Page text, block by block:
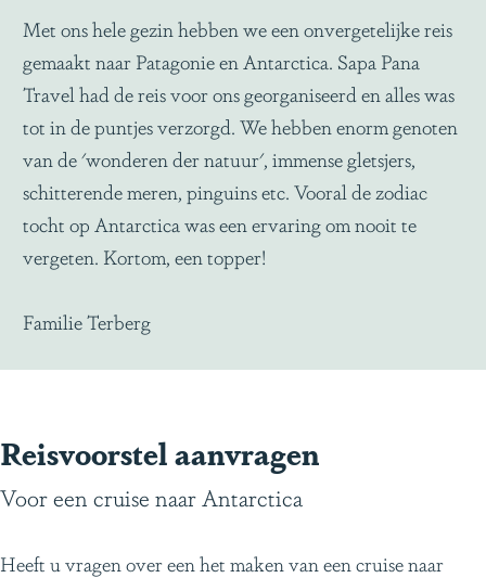
Met ons hele gezin hebben we een onvergetelijke reis
gemaakt naar Patagonie en Antarctica. Sapa Pana
Travel had de reis voor ons georganiseerd en alles was
tot in de puntjes verzorgd. We hebben enorm genoten
van de 'wonderen der natuur', immense gletsjers,
schitterende meren, pinguins etc. Vooral de zodiac
tocht op Antarctica was een ervaring om nooit te
vergeten. Kortom, een topper!
Familie Terberg
Reisvoorstel aanvragen
Voor een cruise naar Antarctica
Heeft u vragen over een het maken van een cruise naar